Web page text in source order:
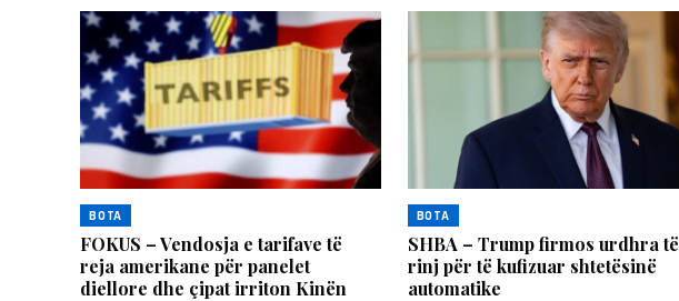
BOTA
FOKUS – Vendosja e tarifave të
reja amerikane për panelet
diellore dhe çipat irriton Kinën
BOTA
SHBA – Trump firmos urdhra të
rinj për të kufizuar shtetësinë
automatike